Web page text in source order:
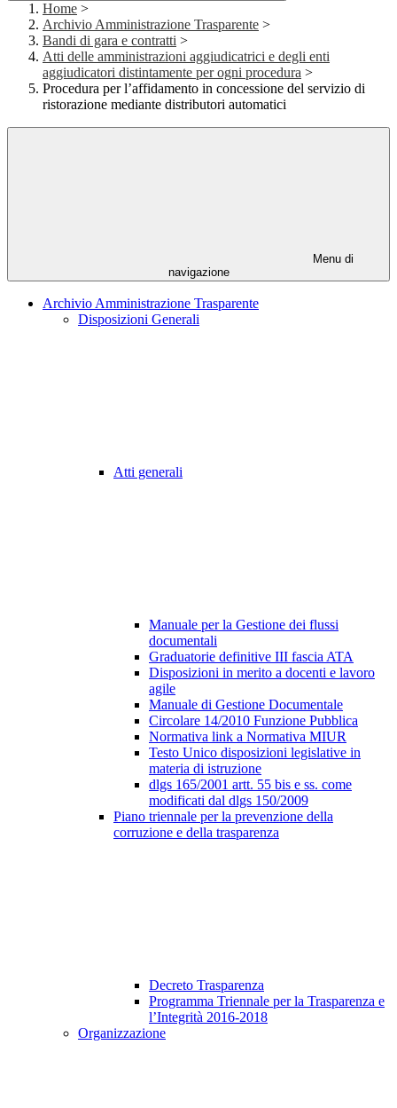
Home >
Archivio Amministrazione Trasparente >
Bandi di gara e contratti >
Atti delle amministrazioni aggiudicatrici e degli enti
aggiudicatori distintamente per ogni procedura >
Procedura per l’affidamento in concessione del servizio di
ristorazione mediante distributori automatici
Menu di
navigazione
Archivio Amministrazione Trasparente
Disposizioni Generali
Atti generali
Manuale per la Gestione dei flussi
documentali
Graduatorie definitive III fascia ATA
Disposizioni in merito a docenti e lavoro
agile
Manuale di Gestione Documentale
Circolare 14/2010 Funzione Pubblica
Normativa link a Normativa MIUR
Testo Unico disposizioni legislative in
materia di istruzione
dlgs 165/2001 artt. 55 bis e ss. come
modificati dal dlgs 150/2009
Piano triennale per la prevenzione della
corruzione e della trasparenza
Decreto Trasparenza
Programma Triennale per la Trasparenza e
l’Integrità 2016-2018
Organizzazione